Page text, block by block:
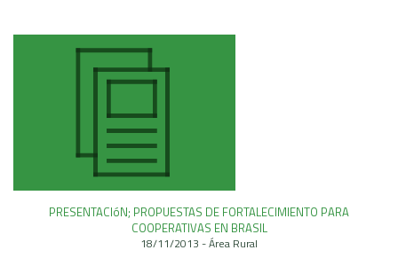
PRESENTACIóN; PROPUESTAS DE FORTALECIMIENTO PARA
COOPERATIVAS EN BRASIL
18/11/2013 - Área Rural